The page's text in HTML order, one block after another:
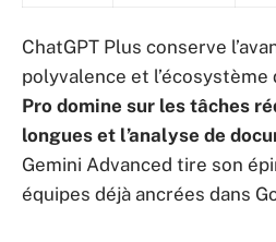
ChatGPT Plus conserve
polyvalence et l’écosystème
Pro domine sur les tâches
longues et l’analyse de
Gemini Advanced tire son
équipes déjà ancrées dans